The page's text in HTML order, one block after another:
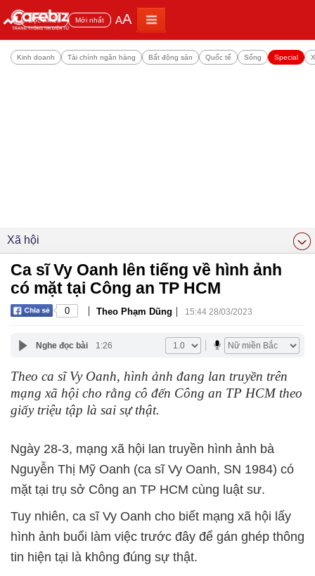
Đọc nhiều Mới nhất AA
Kinh doanh Tài chính ngân hàng Bất động sản Quốc tế Sống Special
Xã hội
Ca sĩ Vy Oanh lên tiếng về hình ảnh
có mặt tại Công an TP HCM
0 | Theo Phạm Dũng | 15:44 28/03/2023
Nghe đọc bài 1:26
Theo ca sĩ Vy Oanh, hình ảnh đang lan truyền trên
mạng xã hội cho rằng cô đến Công an TP HCM theo
giấy triệu tập là sai sự thật.
Ngày 28-3, mạng xã hội lan truyền hình ảnh bà
Nguyễn Thị Mỹ Oanh (ca sĩ Vy Oanh, SN 1984) có
mặt tại trụ sở Công an TP HCM cùng luật sư.
Tuy nhiên, ca sĩ Vy Oanh cho biết mạng xã hội lấy
hình ảnh buổi làm việc trước đây để gán ghép thông
tin hiện tại là không đúng sự thật.